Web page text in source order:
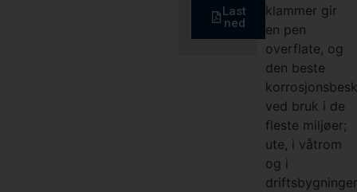
Last
ned
klammer gir
en pen
overflate, og
den beste
ved bruk i de
fleste miljøer;
ute, i våtrom
og i